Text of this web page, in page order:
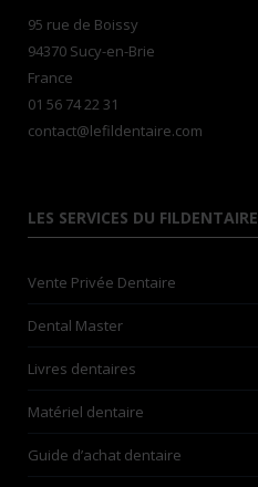
95 rue de Boissy
94370 Sucy-en-Brie
France
01 56 74 22 31
contact@lefildentaire.com
LES SERVICES DU FILDENTAIRE
Vente Privée Dentaire
Dental Master
Livres dentaires
Matériel dentaire
Guide d’achat dentaire